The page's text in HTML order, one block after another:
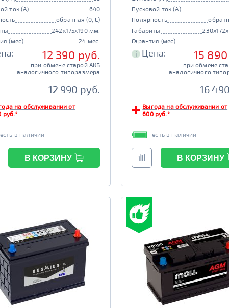
ток (А)
640
обратная (0, L)
242x175x190 мм.
(мес)
24 мес.
12 390 руб.
при обмене старой АКБ
аналогичного типоразмера
12 990 руб.
на обслуживании от
руб.*
есть в наличии
В КОРЗИНУ
Пусковой ток (А)
Полярность
Габариты
Гарантия (мес)
i Цена: 15 890
при обмене
аналогичного
16
Выгода на обслуживании от
600 руб.*
есть в наличии
В КОРЗИНУ